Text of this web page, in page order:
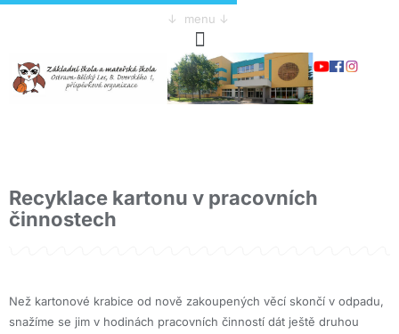
↓ menu ↓
Recyklace kartonu v pracovních
činnostech
Než kartonové krabice od nově zakoupených věcí skončí v odpadu,
snažíme se jim v hodinách pracovních činností dát ještě druhou